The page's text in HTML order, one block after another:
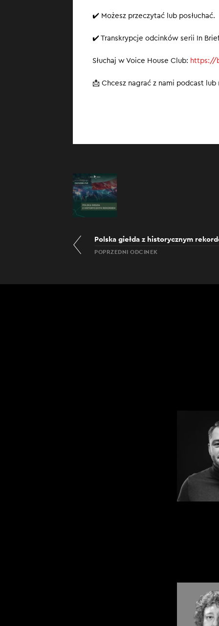
✔️ Możesz przeczytać lub posłuchać.
✔️ Transkrypcje odcinków serii In
Słuchaj w Voice House Club: https://
📩 Chcesz nagrać z nami podcast
Polska giełda z historycznym
POPRZEDNI ODCINEK